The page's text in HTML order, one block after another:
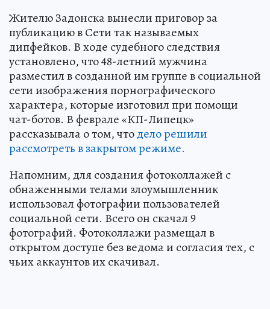
Жителю Задонска вынесли приговор за
публикацию в Сети так называемых
дипфейков. В ходе судебного следствия
установлено, что 48-летний мужчина
разместил в созданной им группе в социальной
сети изображения порнографического
характера, которые изготовил при помощи
чат-ботов. В феврале «КП-Липецк»
рассказывала о том, чтодело решили
рассмотреть в закрытом режиме.
Напомним, для создания фотоколлажей с
обнаженными телами злоумышленник
использовал фотографии пользователей
социальной сети. Всего он скачал 9
фотографий. Фотоколлажи размещал в
открытом доступе без ведома и согласия тех, с
чьих аккаунтов их скачивал.